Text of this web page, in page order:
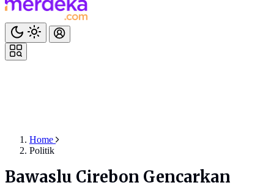
Home
Politik
Bawaslu Cirebon Gencarkan